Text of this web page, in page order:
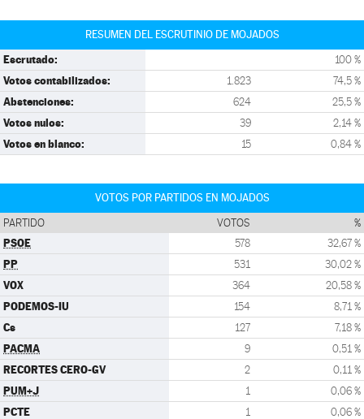
RESUMEN DEL ESCRUTINIO DE MOJADOS
Escrutado: 100 %
Votos contabilizados: 1.823 74,5 %
Abstenciones: 624 25,5 %
Votos nulos: 39 2,14 %
Votos en blanco: 15 0,84 %
VOTOS POR PARTIDOS EN MOJADOS
PARTIDO VOTOS %
PSOE 578 32,67 %
PP 531 30,02 %
VOX 364 20,58 %
PODEMOS-IU 154 8,71 %
Cs 127 7,18 %
PACMA 9 0,51 %
RECORTES CERO-GV 2 0,11 %
PUM+J 1 0,06 %
PCTE 1 0,06 %